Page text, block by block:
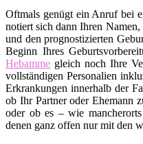
Oftmals genügt ein Anruf bei
notiert sich dann Ihren
und den prognostizierten
Beginn Ihres
Hebamme gleich noch Ihre
vollständigen Personalien
Erkrankungen innerhalb der
ob Ihr Partner oder Ehemann
oder ob es – wie
denen ganz offen nur mit den